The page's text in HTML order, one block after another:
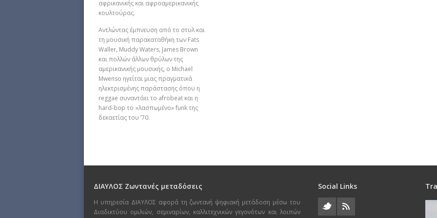
αφρικανικής και αφροαμερικανικής
κουλτούρας.
Αντλώντας έμπνευση από το στυλ και
τη μουσική παρακαταθήκη των Fats
Waller, Muddy Waters, James Brown
και πολλών άλλων θρύλων της
αμερικανικής μουσικής, ο Michael
Mwenso ηγείται μιας πραγματικά
ηλεκτρισμένης παράστασης όπου η
reggae συναντάει το afrobeat και η
hard-bop το «λασπωμένο» funk της
δεκαετίας του ’70.
ΔΙΑΥΛΟΣ Ζωντανές μεταδόσεις
Η υπηρεσία ΔΙΑΥΛΟΣ αφορά τη ζωντανή ψηφιακή μετάδοση μέσω του
Διαδικτύου ομιλιών, σεμιναρίων, καλλιτεχνικών γεγονότων και λοιπών
Social Links